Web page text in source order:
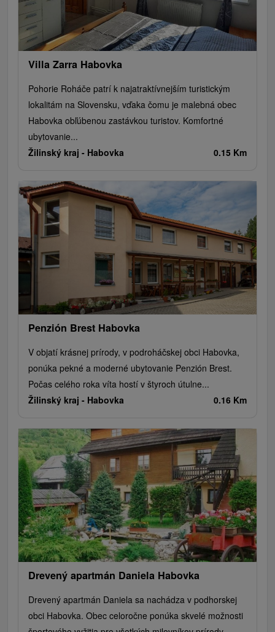
Villa Zarra Habovka
Pohorie Roháče patrí k najatraktívnejším turistickým
lokalitám na Slovensku, vďaka čomu je malebná obec
Habovka obľúbenou zastávkou turistov. Komfortné
ubytovanie...
Žilinský kraj - Habovka 0.15 Km
Penzión Brest Habovka
V objatí krásnej prírody, v podroháčskej obci Habovka,
ponúka pekné a moderné ubytovanie Penzión Brest.
Počas celého roka víta hostí v štyroch útulne...
Žilinský kraj - Habovka 0.16 Km
Drevený apartmán Daniela Habovka
Drevený apartmán Daniela sa nachádza v podhorskej
obci Habovka. Obec celoročne ponúka skvelé možnosti